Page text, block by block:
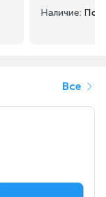
Наличие: Под
Все